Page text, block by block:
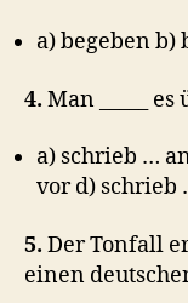
a) begeben
4. Man _____
a) schrieb …
vor d) schrieb
5. Der Tonfall
einen